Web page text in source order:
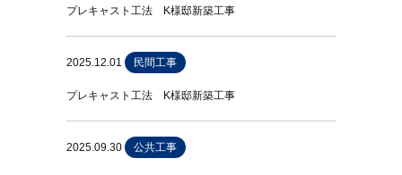
プレキャスト工法 K様邸新築工事
2025.12.01 民間工事
プレキャスト工法 K様邸新築工事
2025.09.30 公共工事